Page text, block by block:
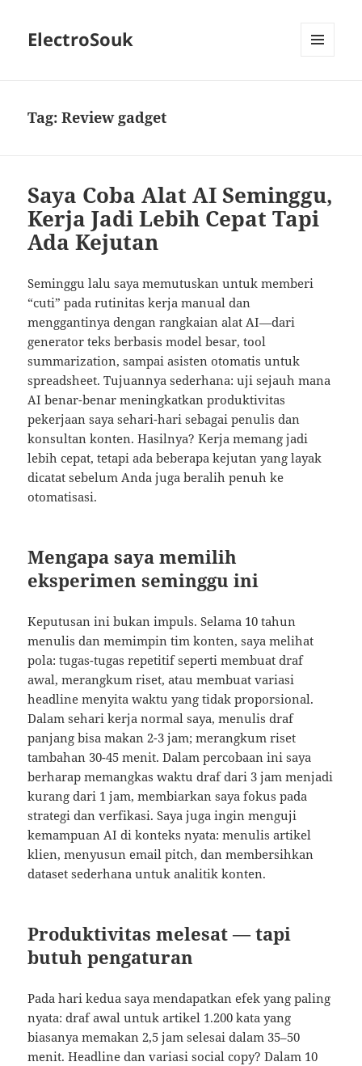
ElectroSouk
Tag:Review gadget
Saya Coba Alat AI Seminggu,
Kerja Jadi Lebih Cepat Tapi
Ada Kejutan
Seminggu lalu saya memutuskan untuk memberi
“cuti” pada rutinitas kerja manual dan
menggantinya dengan rangkaian alat AI—dari
generator teks berbasis model besar, tool
summarization, sampai asisten otomatis untuk
spreadsheet. Tujuannya sederhana: uji sejauh mana
AI benar-benar meningkatkan produktivitas
pekerjaan saya sehari-hari sebagai penulis dan
konsultan konten. Hasilnya? Kerja memang jadi
lebih cepat, tetapi ada beberapa kejutan yang layak
dicatat sebelum Anda juga beralih penuh ke
otomatisasi.
Mengapa saya memilih
eksperimen seminggu ini
Keputusan ini bukan impuls. Selama 10 tahun
menulis dan memimpin tim konten, saya melihat
pola: tugas-tugas repetitif seperti membuat draf
awal, merangkum riset, atau membuat variasi
headline menyita waktu yang tidak proporsional.
Dalam sehari kerja normal saya, menulis draf
panjang bisa makan 2-3 jam; merangkum riset
tambahan 30-45 menit. Dalam percobaan ini saya
berharap memangkas waktu draf dari 3 jam menjadi
kurang dari 1 jam, membiarkan saya fokus pada
strategi dan verfikasi. Saya juga ingin menguji
kemampuan AI di konteks nyata: menulis artikel
klien, menyusun email pitch, dan membersihkan
dataset sederhana untuk analitik konten.
Produktivitas melesat — tapi
butuh pengaturan
Pada hari kedua saya mendapatkan efek yang paling
nyata: draf awal untuk artikel 1.200 kata yang
biasanya memakan 2,5 jam selesai dalam 35–50
menit. Headline dan variasi social copy? Dalam 10